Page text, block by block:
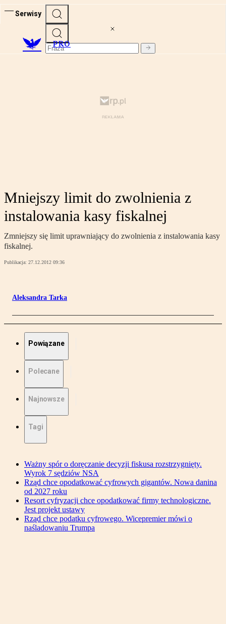
Serwisy
PRO
Mniejszy limit do zwolnienia z
instalowania kasy fiskalnej
Zmniejszy się limit uprawniający do zwolnienia z instalowania kasy
fiskalnej.
Publikacja: 27.12.2012 09:36
Aleksandra Tarka
Powiązane
Polecane
Najnowsze
Tagi
Ważny spór o doręczanie decyzji fiskusa rozstrzygnięty.
Wyrok 7 sędziów NSA
Rząd chce opodatkować cyfrowych gigantów. Nowa danina
od 2027 roku
Resort cyfryzacji chce opodatkować firmy technologiczne.
Jest projekt ustawy
Rząd chce podatku cyfrowego. Wicepremier mówi o
naśladowaniu Trumpa